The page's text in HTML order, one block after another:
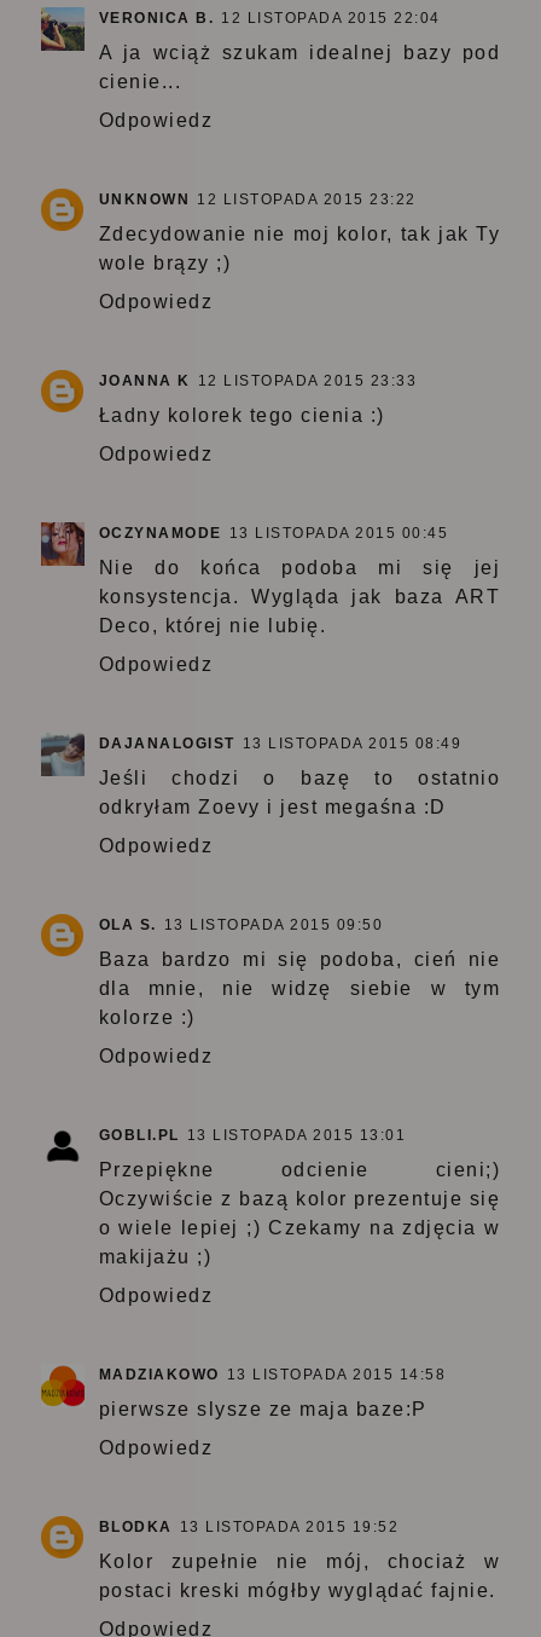
VERONICA B. 12 LISTOPADA 2015 22:04
A ja wciąż szukam idealnej bazy pod
cienie...
Odpowiedz
UNKNOWN 12 LISTOPADA 2015 23:22
Zdecydowanie nie moj kolor, tak jak Ty
wole brązy ;)
Odpowiedz
JOANNA K 12 LISTOPADA 2015 23:33
Ładny kolorek tego cienia :)
Odpowiedz
OCZYNAMODE 13 LISTOPADA 2015 00:45
Nie do końca podoba mi się jej
konsystencja. Wygląda jak baza ART
Deco, której nie lubię.
Odpowiedz
DAJANALOGIST 13 LISTOPADA 2015 08:49
Jeśli chodzi o bazę to ostatnio
odkryłam Zoevy i jest megaśna :D
Odpowiedz
OLA S. 13 LISTOPADA 2015 09:50
Baza bardzo mi się podoba, cień nie
dla mnie, nie widzę siebie w tym
kolorze :)
Odpowiedz
GOBLI.PL 13 LISTOPADA 2015 13:01
Przepiękne odcienie cieni;)
Oczywiście z bazą kolor prezentuje się
o wiele lepiej ;) Czekamy na zdjęcia w
makijażu ;)
Odpowiedz
MADZIAKOWO 13 LISTOPADA 2015 14:58
pierwsze slysze ze maja baze:P
Odpowiedz
BLODKA 13 LISTOPADA 2015 19:52
Kolor zupełnie nie mój, chociaż w
postaci kreski mógłby wyglądać fajnie.
Odpowiedz